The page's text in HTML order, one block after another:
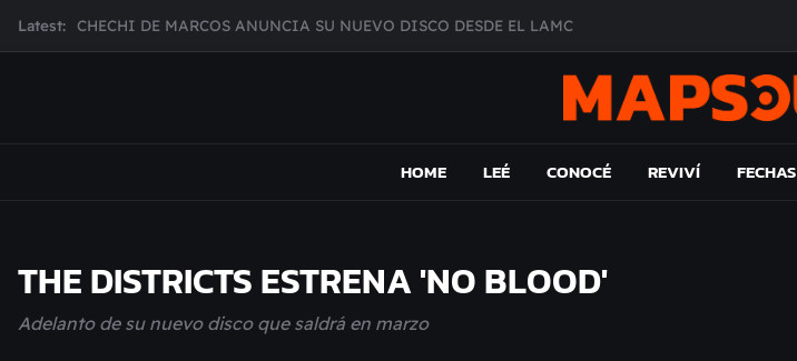
Latest: CHECHI DE MARCOS ANUNCIA SU NUEVO DISCO DESDE EL LAMC
MUJER CEBRA PRESENTA INHIBIDOR, UNA FOTOGRAFÍA DE ÉPOCA EN FORMA DE DISCO
HOME LEÉ CONOCÉ REVIVÍ FECHAS
THE DISTRICTS ESTRENA 'NO BLOOD'
Adelanto de su nuevo disco que saldrá en marzo